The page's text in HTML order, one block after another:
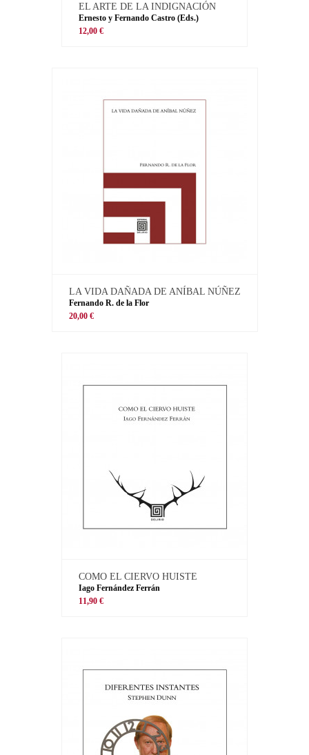
EL ARTE DE LA INDIGNACIÓN
Ernesto y Fernando Castro (Eds.)
12,00 €
LA VIDA DAÑADA DE ANÍBAL NÚÑEZ
Fernando R. de la Flor
20,00 €
COMO EL CIERVO HUISTE
Iago Fernández Ferrán
11,90 €